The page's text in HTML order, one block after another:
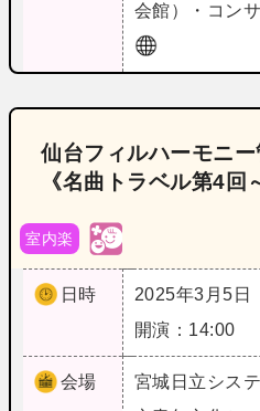
会館）・コン
仙台フィルハーモニ
《名曲トラベル第4回
室内楽
日時
2025年3月5日
開演：14:00
会場 宮城 日立シス